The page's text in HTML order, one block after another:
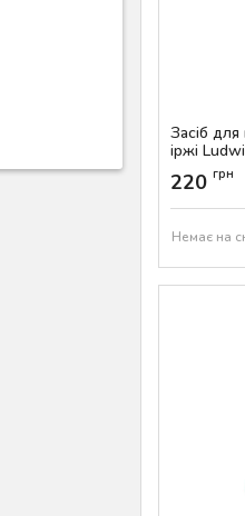
Засіб
іржі
Артикул:
220 грн
Немає на